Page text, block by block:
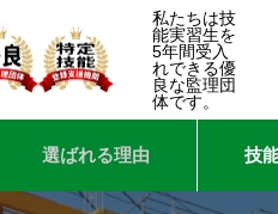
私たちは技
能実習生を
5年間受入
れできる優
良な監理団
体です。
選ばれる理由 技